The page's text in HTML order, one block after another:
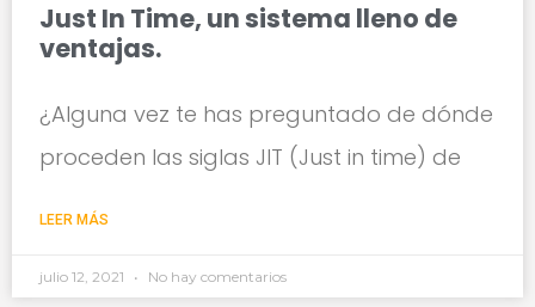
Just In Time, un sistema lleno de
ventajas.
¿Alguna vez te has preguntado de dónde
proceden las siglas JIT (Just in time) de
LEER MÁS
julio 12, 2021 No hay comentarios